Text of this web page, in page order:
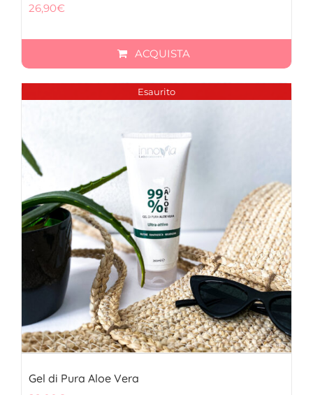
26,90€
ACQUISTA
Esaurito
Gel di Pura Aloe Vera